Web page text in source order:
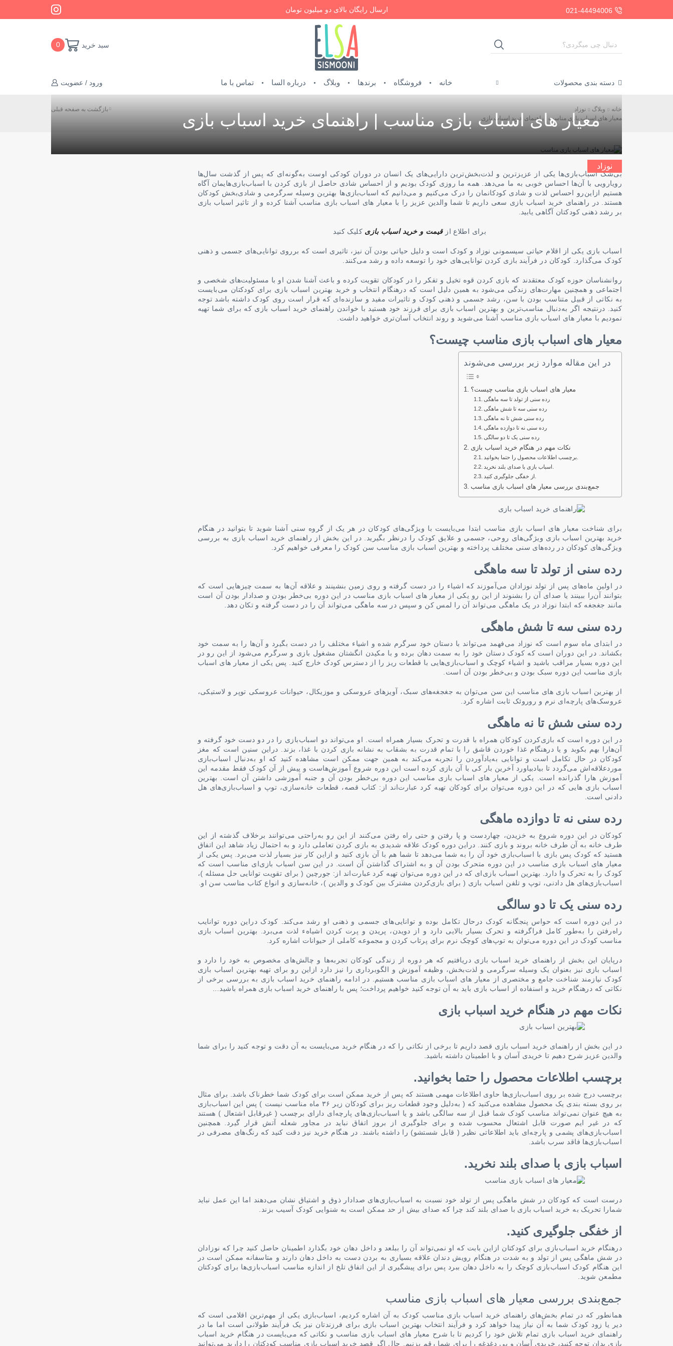
021-44494006 ارسال رایگان بالای دو میلیون تومان
سبد خرید 0
دسته بندی محصولات خانه فروشگاه برندها وبلاگ درباره السا تماس با ما ورود / عضویت
بازگشت به صفحه قبلی خانه وبلاگ
نوزاد
معیار های اسباب بازی مناسب | راهنمای خرید اسباب بازی
نوزاد
معیار های اسباب بازی مناسب | راهنمای خرید اسباب بازی
بی‌شک اسباب‌بازی‌ها یکی از عزیزترین و لذت‌بخش‌ترین دارایی‌های یک انسان در دوران کودکی اوست به‌گونه‌ای که پس از گذشت سال‌ها
رو‌یارویی با آن‌ها احساس خوبی به ما می‌دهد. همه ما روزی کودک بودیم و از احساس شادی حاصل از بازی کردن با اسباب‌بازی‌هایمان آگاه
هستیم ازاین‌رو احساس لذت و شادی کودکانمان را درک می‌کنیم و می‌دانیم که اسباب‌بازی‌ها بهترین وسیله سرگرمی و شادی‌بخش کودکان
هستند. در راهنمای خرید اسباب بازی سعی داریم تا شما والدین عزیز را با معیار های اسباب بازی مناسب آشنا کرده و از تاثیر اسباب بازی
بر رشد ذهنی کودکتان آگاهی یابید.
برای اطلاع ازقیمت و خرید اسباب بازی کلیک کنید
اسباب بازی‌ یکی از اقلام حیاتی سیسمونی نوزاد و کودک است و دلیل حیاتی بودن آن نیز، تاثیری است که برروی توانایی‌های جسمی و ذهنی
کودک می‌گذارد. کودکان در فرآیند بازی کردن توانایی‌های خود را توسعه داده و رشد می‌کنند.
روانشناسان حوزه کودک معتقدند که بازی کردن قوه تخیل و تفکر را در کودکان تقویت کرده و باعث آشنا شدن او با مسئولیت‌های شخصی و
اجتماعی و همچنین مهارت‌های زندگی می‌شود به همین دلیل است که درهنگام انتخاب و خرید بهترین اسباب بازی برای کودکتان می‌بایست
به نکاتی از قبیل متناسب بودن با سن، رشد جسمی و ذهنی کودک و تاثیرات مفید و سازنده‌ای که قرار است روی کودک داشته باشد توجه
کنید. درنتیجه اگر به‌دنبال مناسب‌ترین و بهترین اسباب بازی برای فرزند خود هستید با خواندن راهنمای خرید اسباب بازی که برای شما تهیه
نمودیم با معیار های اسباب بازی مناسب آشنا می‌شوید و روند انتخاب آسان‌تری خواهید داشت.
معیار های اسباب بازی مناسب چیست؟
در این مقاله موارد زیر بررسی می‌شوند
معیار های اسباب بازی مناسب چیست؟
رده سنی از تولد تا سه ماهگی
رده سنی سه تا شش ماهگی
رده سنی شش تا نه ماهگی
رده سنی نه تا دوازده ماهگی
رده سنی یک تا دو سالگی
نکات مهم در هنگام خرید اسباب بازی
برچسب اطلاعات محصول را حتما بخوانید.
اسباب بازی با صدای بلند نخرید.
از خفگی جلوگیری کنید.
جمع‌بندی بررسی معیار های اسباب بازی مناسب
برای شناخت معیار های اسباب بازی مناسب ابتدا می‌بایست با ویژگی‌های کودکان در هر یک از گروه سنی آشنا شوید تا بتوانید در هنگام
خرید بهترین اسباب بازی ویژگی‌های روحی، جسمی و علایق کودک را درنظر بگیرید. در این بخش از راهنمای خرید اسباب بازی به بررسی
ویژگی‌های کودکان در رده‌های سنی مختلف پرداخته و بهترین اسباب بازی مناسب سن کودک را معرفی خواهیم کرد.
رده سنی از تولد تا سه ماهگی
در اولین ماه‌های پس از تولد نوزادان می‌آموزند که اشیاء را در دست گرفته و روی زمین بنشینند و علاقه آن‌ها به سمت چیز‌هایی است که
بتوانند آن‌را ببینند یا صدای آن را بشنوند از این رو یکی از معیار های اسباب بازی مناسب در این دوره بی‌خطر بودن و صدا‌دار بودن آن است
مانند جغجغه که ابتدا نوزاد در یک ماهگی می‌تواند آن را لمس کن و سپس در سه ماهگی می‌تواند آن را در دست گرفته و تکان دهد.
رده سنی سه تا شش ماهگی
در ابتدای ماه سوم است که نوزاد می‌فهمد می‌تواند با دستان خود سرگرم شده و اشیاء مختلف را در دست بگیرد و آن‌ها را به سمت خود
بکشاند. در این دوران است که کودک دستان خود را به سمت دهان برده و با مکیدن انگشتان مشغول بازی و سرگرم می‌شود از این رو در
این دوره بسیار مراقب باشید و اشیاء کوچک و اسباب‌بازی‌هایی با قطعات ریز را از دسترس کودک خارج کنید. پس یکی از معیار های اسباب
بازی مناسب این دوره سبک بودن و بی‌خطر بودن آن است.
از بهترین اسباب بازی های مناسب این سن می‌توان به جغجغه‌های سبک، آویزهای عروسکی و موزیکال، حیوانات عروسکی توپر و لاستیکی،
عروسک‌های پارچه‌ای نرم و روروئک ثابت اشاره کرد.
رده سنی شش تا نه ماهگی
در این دوره است که بازی‌کردن کودکان همراه با قدرت و تحرک بسیار همراه است. او می‌تواند دو اسباب‌بازی را در دو دست خود گرفته و
آن‌هارا بهم بکوبد و یا درهنگام غذا خوردن قاشق را با تمام قدرت به بشقاب به نشانه بازی کردن با غذا، بزند. دراین سنین است که مغز
کودکان در حال تکامل است و توانایی به‌یادآوردن را تجربه می‌کند به همین جهت ممکن است مشاهده کنید که او به‌دنبال اسباب‌بازی
موردعلاقه‌اش می‌گردد تا بیادبیاورد آخرین بار کی با آن بازی کرده است این دوره شروع آموزش‌هاست و پیش از آن کودک فقط مقدمه این
آموزش هارا گذرانده است. یکی از معیار های اسباب بازی مناسب این دوره بی‌خطر بودن آن و جنبه آموزشی داشتن آن است. بهترین
اسباب بازی هایی که در این دوره می‌توان برای کودکان تهیه کرد عبارت‌اند از: کتاب قصه، قطعات خانه‌سازی، توپ و اسباب‌بازی‌های هل
دادنی است.
رده سنی نه تا دوازده ماهگی
کودکان در این دوره شروع به خزیدن، چهاردست و پا رفتن و حتی راه رفتن می‌کنند از این رو به‌راحتی می‌توانند برخلاف گذشته از این
طرف خانه به آن طرف خانه بروند و بازی کنند. دراین دوره کودک علاقه شدیدی به بازی کردن تعاملی دارد و به احتمال زیاد شاهد این اتفاق
هستید که کودک پس بازی با اسباب‌بازی خود آن را به شما می‌دهد تا شما هم با آن بازی کنید و ازاین کار نیز بسیار لذت می‌برد. پس یکی از
معیار های اسباب بازی مناسب در این دوره متحرک بودن آن و به اشتراک گذاشتن آن است. در این سن اسباب بازی‌ای مناسب است که
کودک را به تحرک وا دارد. بهترین اسباب بازی‌ای که در این دوره می‌توان تهیه کرد عبارت‌اند از: جورچین ( برای تقویت توانایی حل مسئله )،
اسباب‌بازی‌های هل دادنی، توپ و تلفن اسباب بازی ( برای بازی‌‌کردن مشترک بین کودک و والدین )، خانه‌سازی و انواع کتاب مناسب سن او.
رده سنی یک تا دو سالگی
در این دوره است که حواس پنجگانه کودک درحال تکامل بوده و توانایی‌های جسمی و ذهنی او رشد می‌کند. کودک دراین دوره توانایب
راه‌رفتن را به‌طور کامل فراگرفته و تحرک بسیار بالایی دارد و از دویدن، پریدن و پرت کردن اشیاهء لذت می‌برد. بهترین اسباب بازی
مناسب کودک در این دوره می‌توان به توپ‌های کوچک نرم برای پرتاب کردن و مجموعه‌ کاملی از حیوانات اشاره کرد.
درپایان این بخش از راهنمای خرید اسباب بازی دریافتیم که هر دوره از زندگی کودکان تجربه‌ها و چالش‌های مخصوص به خود را دارد و
اسباب بازی نیز بعنوان یک وسیله سرگرمی و لذت‌بخش، وظیفه آموزش و الگوبرداری را نیز دارد ازاین رو برای تهیه بهترین اسباب بازی
کودک نیازمند شناخت جامع و مختصری از معیار های اسباب بازی مناسب هستیم. در ادامه راهنمای خرید اسباب بازی به بررسی برخی از
نکاتی که درهنگام خرید و اسنفاده از اسباب بازی باید به آن توجه کنید خواهیم پرداخت؛ پس با راهنمای خرید اسباب بازی همراه باشید…
نکات مهم در هنگام خرید اسباب بازی
در این بخش از راهنمای خرید اسباب بازی قصد داریم تا برخی از نکاتی را که در هنگام خرید می‌بایست به آن دقت و توجه کنید را برای شما
والدین عزیز شرح دهیم تا خریدی آسان و با اطمینان داشته باشید.
برچسب اطلاعات محصول را حتما بخوانید.
برچسب درج شده بر روی اسباب‌بازی‌ها حاوی اطلاعات مهمی هستند که پس از خرید ممکن است برای کودک شما خطرناک باشد. برای مثال
بر روی بسته بندی یک محصول مشاهده می‌کنید که ( به‌دلیل وجود قطعات ریز برای کودکان زیر ۳۶ ماه مناسب نیست ) پس این اسباب‌بازی
به هیچ عنوان نمی‌تواند مناسب کودک شما قبل از سه سالگی باشد و یا اسباب‌بازی‌های پارچه‌ای دارای برچسب ( غیرقابل اشتعال ) هستند
که در غیر ایم صورت قابل اشتعال محسوب شده و برای جلوگیری از بروز اتفاق نباید در مجاور شعله آتش قرار گیرد. همچنین
اسباب‌بازی‌های پشمی و پارچه‌ای باید اطلاعاتی نظیر ( قابل شستشو) را داشته باشند. در هنگام خرید نیز دقت کنید که رنگ‌های مصرفی در
اسباب‌بازی‌ها فاقد سرب باشد.
اسباب بازی با صدای بلند نخرید.
درست است که کودکان در شش ماهگی پس از تولد خود نسبت به اسباب‌بازی‌های صدا‌دار ذوق و اشتیاق نشان می‌دهند اما این عمل نباید
شمارا تحریک به خرید اسباب بازی با صدای بلند کند چرا که صدای بیش از حد ممکن است به شنوایی کودک آسیب بزند.
از خفگی جلوگیری کنید.
درهنگام خرید اسباب‌بازی برای کودکتان ازاین بابت که او نمی‌تواند آن را ببلعد و داخل دهان خود بگذارد اطمینان حاصل کنید چرا که نوزادان
در شش ماهگی پس از تولد و به شدت در هنگام رویش دندان علاقه بسیاری به بردن دست به داخل دهان دارند و متاسفانه ممکن است در
این هنگام کودک اسباب‌بازی کوچک را به داخل دهان ببرد پس برای پیشگیری از این اتفاق تلخ از اندازه مناسب اسباب‌بازی‌ها برای کودکتان
مطمعن شوید.
جمع‌بندی بررسی معیار های اسباب بازی مناسب
همانطور که در تمام بخش‌های راهنمای خرید اسباب بازی مناسب کودک به آن اشاره کردیم، اسباب‌بازی یکی از مهم‌ترین اقلامی است که
دیر یا زود کودک شما به آن نیاز پیدا خواهد کرد و فرآیند انتخاب بهترین اسباب بازی برای فرزندتان نیز یک فرآیند طولانی است اما ما در
راهنمای خرید اسباب بازی تمام تلاش خود را کردیم تا با شرح معیار های اسباب بازی مناسب و نکاتی که می‌بایست در هنگام خرید اسباب
بازی بدان توجه کنید، خریدی آسان و بی دغدغه را برای شما رقم بزنیم. حال اگر قصد خرید اسباب بازی مناسب کودکتان را دارید می‌توانید